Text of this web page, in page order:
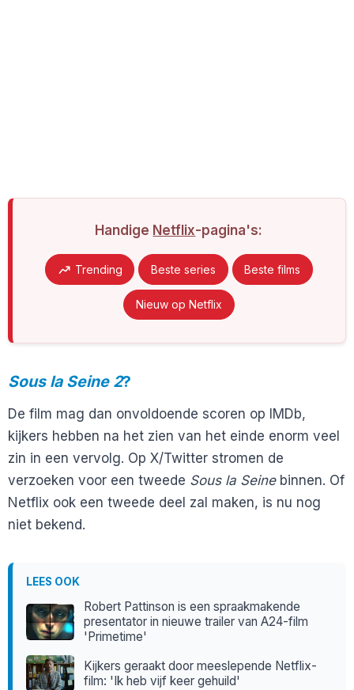
Handige Netflix-pagina's:
Trending Beste series Beste films
Nieuw op Netflix
Sous la Seine 2?
De film mag dan onvoldoende scoren op IMDb,
kijkers hebben na het zien van het einde enorm veel
zin in een vervolg. Op X/Twitter stromen de
verzoeken voor een tweede Sous la Seinebinnen. Of
Netflix ook een tweede deel zal maken, is nu nog
niet bekend.
LEES OOK
Robert Pattinson is een spraakmakende
presentator in nieuwe trailer van A24-film
'Primetime'
Kijkers geraakt door meeslepende Netflix-
film: 'Ik heb vijf keer gehuild'